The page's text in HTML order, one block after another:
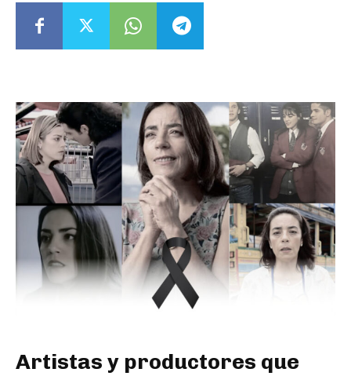
Artistas y productores que